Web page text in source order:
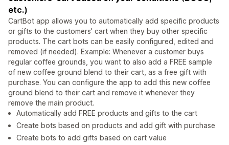
etc.)
CartBot app allows you to automatically add specific products
or gifts to the customers' cart when they buy other specific
products. The cart bots can be easily configured, edited and
removed (if needed). Example: Whenever a customer buys
regular coffee grounds, you want to also add a FREE sample
of new coffee ground blend to their cart, as a free gift with
purchase. You can configure the app to add this new coffee
ground blend to their cart and remove it whenever they
remove the main product.
Automatically add FREE products and gifts to the cart
Create bots based on products and add gift with purchase
Create bots to add gifts based on cart value